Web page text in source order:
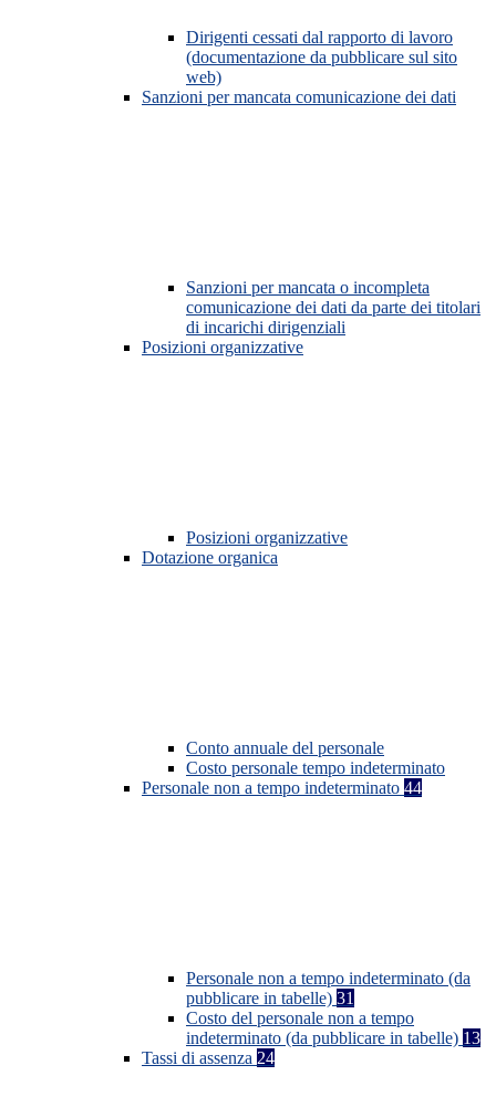
Dirigenti cessati dal rapporto di lavoro
(documentazione da pubblicare sul sito
web)
Sanzioni per mancata comunicazione dei dati
Sanzioni per mancata o incompleta
comunicazione dei dati da parte dei titolari
di incarichi dirigenziali
Posizioni organizzative
Posizioni organizzative
Dotazione organica
Conto annuale del personale
Costo personale tempo indeterminato
Personale non a tempo indeterminato 44
Personale non a tempo indeterminato (da
pubblicare in tabelle) 31
Costo del personale non a tempo
indeterminato (da pubblicare in tabelle) 13
Tassi di assenza 24